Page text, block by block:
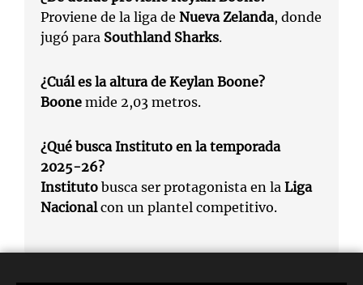
Proviene de la liga de Nueva Zelanda, donde
jugó para Southland Sharks.
¿Cuál es la altura de Keylan Boone?
Boone mide 2,03 metros.
¿Qué busca Instituto en la temporada
2025-26?
Instituto busca ser protagonista en la Liga
Nacionalcon un plantel competitivo.